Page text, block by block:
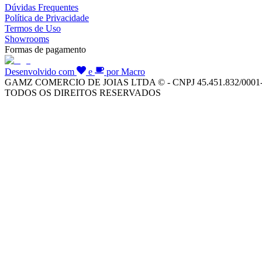
Dúvidas Frequentes
Política de Privacidade
Termos de Uso
Showrooms
Formas de pagamento
Desenvolvido com e
por Macro
GAMZ COMERCIO DE JOIAS LTDA © - CNPJ 45.451.832/
TODOS OS DIREITOS RESERVADOS